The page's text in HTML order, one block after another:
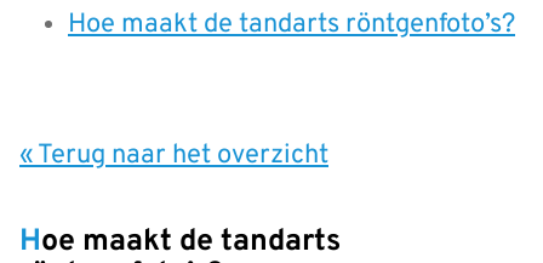
Hoe maakt de tandarts röntgenfoto’s?
« Terug naar het overzicht
Hoe maakt de tandarts